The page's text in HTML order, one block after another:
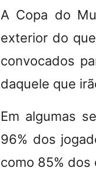
A Copa do
exterior do
convocados
daquele que
Em algumas
96% dos
como 85% dos